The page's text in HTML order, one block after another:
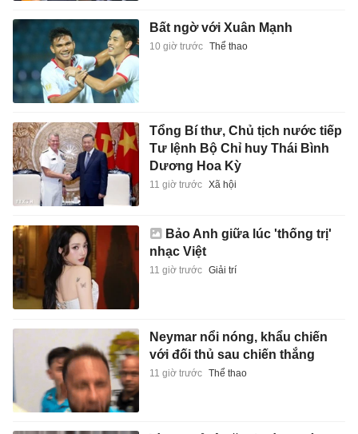
Bất ngờ với Xuân Mạnh
10 giờ trước Thể thao
Tổng Bí thư, Chủ tịch nước tiếp
Tư lệnh Bộ Chỉ huy Thái Bình
Dương Hoa Kỳ
11 giờ trước Xã hội
Bảo Anh giữa lúc 'thống trị'
nhạc Việt
11 giờ trước Giải trí
Neymar nổi nóng, khẩu chiến
với đối thủ sau chiến thắng
11 giờ trước Thể thao